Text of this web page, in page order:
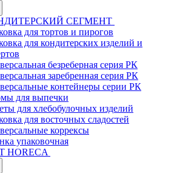
СЕГМЕНТ
для тортов и пирогов
для кондитерских изделий и
безреберная серия РК
заребренная серия РК
контейнеры серии РК
для выпечки
для хлебобулочных изделий
для восточных сладостей
коррексы
упаковочная